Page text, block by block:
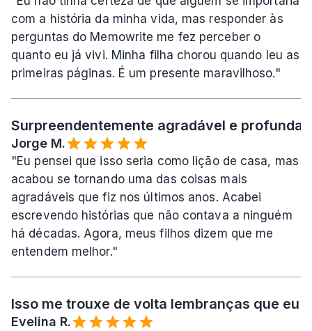
com a história da minha vida, mas responder às
perguntas do Memowrite me fez perceber o
quanto eu já vivi. Minha filha chorou quando leu as
primeiras páginas. É um presente maravilhoso."
Surpreendentemente agradável e
Jorge M.
"Eu pensei que isso seria como lição de casa, mas
acabou se tornando uma das coisas mais
agradáveis que fiz nos últimos anos. Acabei
escrevendo histórias que não contava a ninguém
há décadas. Agora, meus filhos dizem que me
entendem melhor."
Isso me trouxe de volta lembranças que eu
Evelina R.️